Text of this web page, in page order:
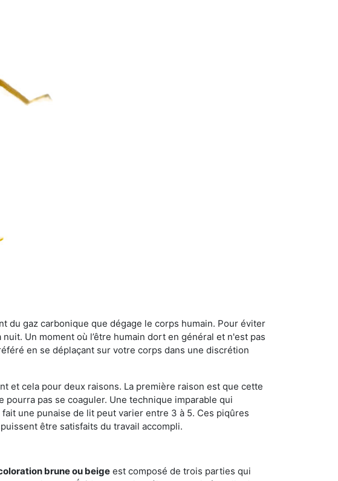
du gaz carbonique que dégage le corps humain. Pour éviter
Un moment où l’être humain dort en général et n'est pas
en se déplaçant sur votre corps dans une discrétion
et cela pour deux raisons. La première raison est que cette
pas se coaguler. Une technique imparable qui
une punaise de lit peut varier entre 3 à 5. Ces piqûres
être satisfaits du travail accompli.
brune ou beige est composé de trois parties qui